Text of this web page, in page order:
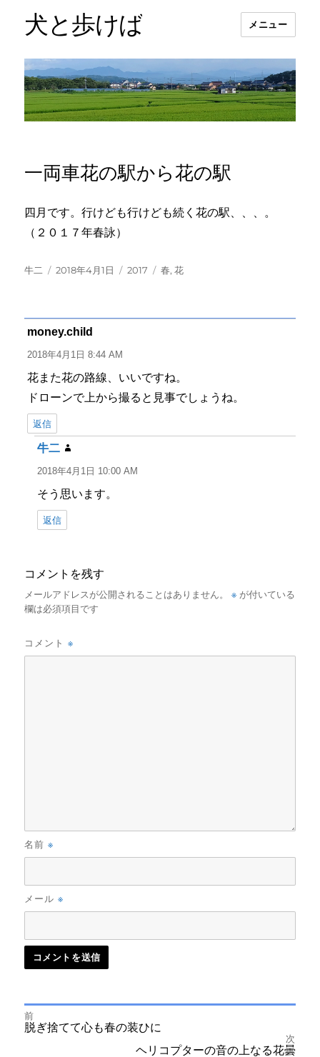
犬と歩けば メニュー
一両車花の駅から花の駅
四月です。行けども行けども続く花の駅、、、。
（２０１７年春詠）
投
牛二
投
2018年4月1日
カ
2017
タ
春,花
money.child
り:
2018年4月1日 8:44 AM
花また花の路線、いいですね。
ドローンで上から撮ると見事でしょうね。
返信
牛二
り:
2018年4月1日 10:00 AM
そう思います。
返信
コメントを残す
メールアドレスが公開されることはありません。 ※ が付いている
欄は必須項目です
コメント※
名前※
メール※
投
前
前
の
脱ぎ捨てて心も春の装ひに
次
ヘリコプターの音の上なる花曇